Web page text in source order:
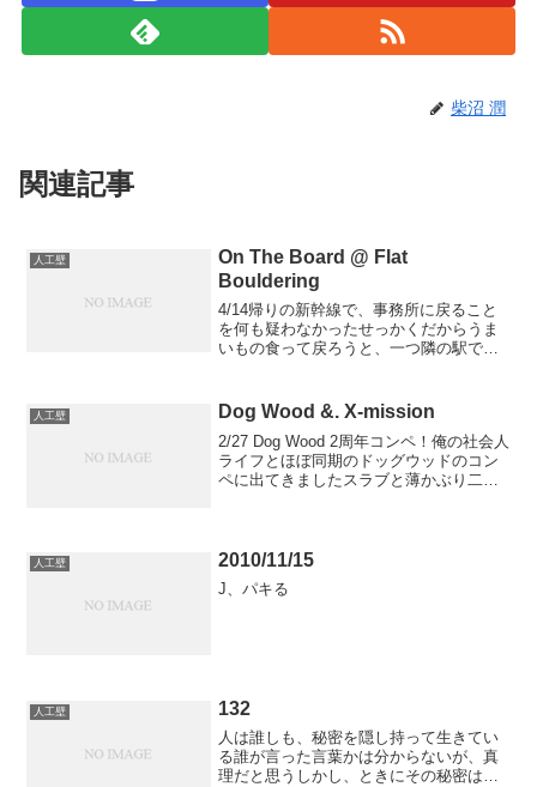
柴沼 潤
関連記事
人工壁
On The Board @ Flat
Bouldering
4/14帰りの新幹線で、事務所に戻ること
を何も疑わなかったせっかくだからうま
いもの食って戻ろうと、一つ隣の駅で降
職場いった方が合理的だと大分精神が社
畜化していたので、思...
人工壁 Dog Wood &. X-mission
2/27 Dog Wood 2周年コンペ！俺の社会人
ライフとほぼ同期のドッグウッドのコン
ペに出てきましたスラブと薄かぶり二箇
てた...
人工壁 2010/11/15
J、パキる
人工壁 132
人は誰しも、秘密を隠し持って生きてい
る誰が言った言葉かは分からないが、真
理だと思うしかし、ときにその秘密は些